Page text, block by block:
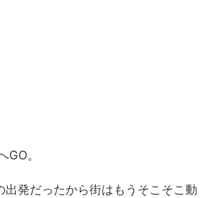
GO。
出発だったから街はもうそこそこ動